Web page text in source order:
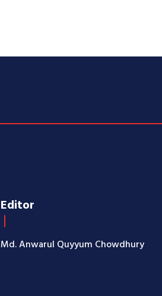
Editor
Md. Anwarul Quyyum Chowdhury